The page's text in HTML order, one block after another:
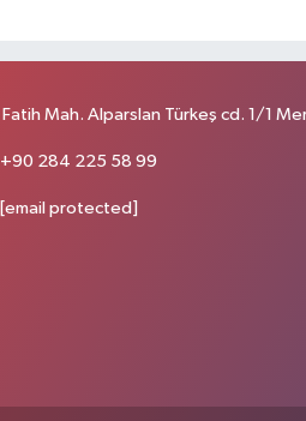
Fatih Mah. Alparslan Türkeş cd. 1/1
+90 284 225 58 99
[email protected]